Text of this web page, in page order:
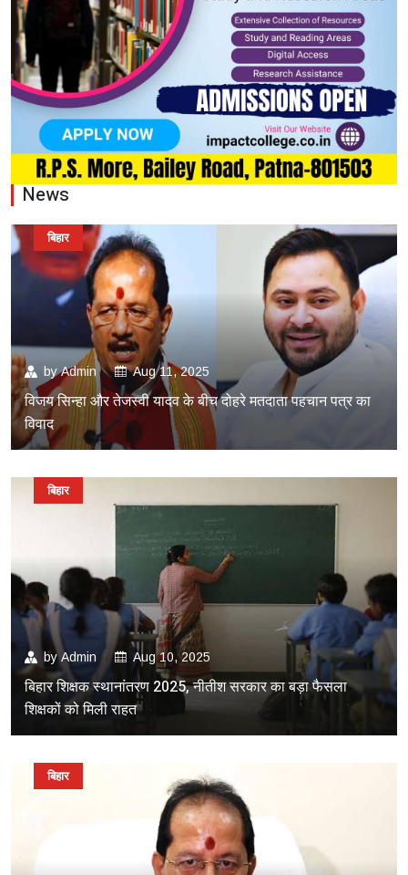
News
byAdmin Aug 11, 2025
विजय सिन्हा और तेजस्वी यादव के बीच दोहरे मतदाता पहचान पत्र का
विवाद
बिहार
byAdmin Aug 10, 2025
बिहार शिक्षक स्थानांतरण 2025, नीतीश सरकार का बड़ा फैसला
शिक्षकों को मिली राहत
बिहार
बिहार